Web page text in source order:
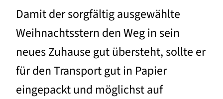
Damit der sorgfältig ausgewählte
Weihnachtsstern den Weg in sein
neues Zuhause gut übersteht, sollte er
für den Transport gut in Papier
eingepackt und möglichst auf